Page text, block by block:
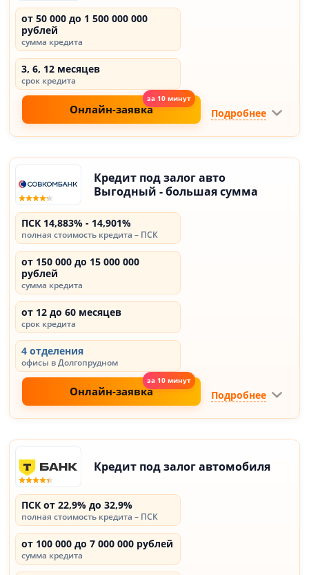
от 50 000 до 1 500 000 000
рублей
сумма кредита
3, 6, 12 месяцев
срок кредита
Онлайн-заявка Подробнее
Кредит под залог авто
Выгодный - большая сумма
ПСК 14,883% - 14,901%
полная стоимость кредита – ПСК
от 150 000 до 15 000 000
рублей
сумма кредита
от 12 до 60 месяцев
срок кредита
4 отделения
офисы в Долгопрудном
Онлайн-заявка Подробнее
Кредит под залог автомобиля
ПСК от 22,9% до 32,9%
полная стоимость кредита – ПСК
от 100 000 до 7 000 000 рублей
сумма кредита